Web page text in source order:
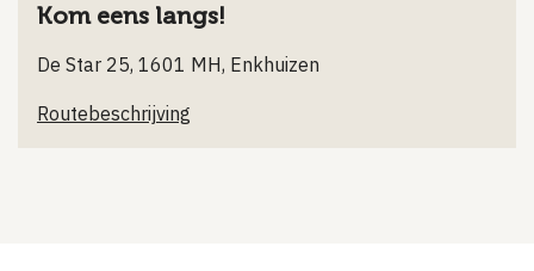
Kom eens langs!
De Star 25, 1601 MH, Enkhuizen
Routebeschrijving